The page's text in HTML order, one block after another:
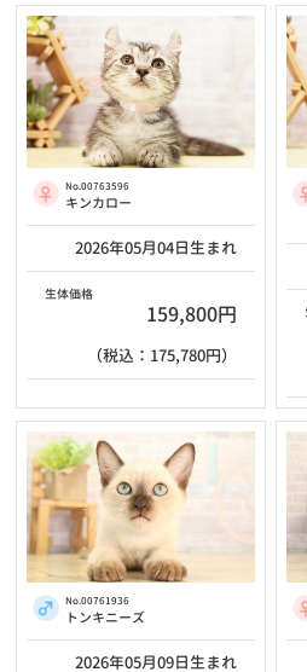
No.00763596
キンカロー
2026年05月04日生まれ
生体価格
159,800円
（税込：175,780円）
No.00761936
トンキニーズ
2026年05月09日生まれ